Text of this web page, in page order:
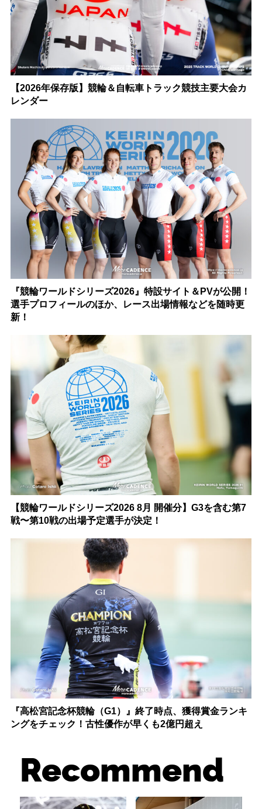
【2026年保存版】競輪＆自転車トラック競技主要大会カ
レンダー
『競輪ワールドシリーズ2026』特設サイト＆PVが公開！
選手プロフィールのほか、レース出場情報などを随時更
新！
【競輪ワールドシリーズ2026 8月 開催分】G3を含む第7
戦〜第10戦の出場予定選手が決定！
『高松宮記念杯競輪（G1）』終了時点、獲得賞金ランキ
ングをチェック！古性優作が早くも2億円超え
Recommend